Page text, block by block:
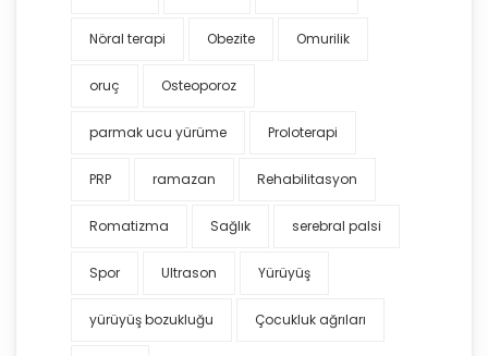
Nöral terapi Obezite Omurilik
oruç Osteoporoz
parmak ucu yürüme Proloterapi
PRP ramazan Rehabilitasyon
Romatizma Sağlık serebral palsi
Spor Ultrason Yürüyüş
yürüyüş bozukluğu Çocukluk ağrıları